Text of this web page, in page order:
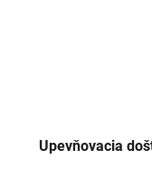
Upevňovacia